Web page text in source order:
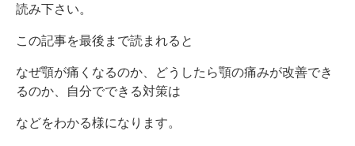
読み下さい。
この記事を最後まで読まれると
なぜ顎が痛くなるのか、どうしたら顎の痛みが改善でき
るのか、自分でできる対策は
などをわかる様になります。